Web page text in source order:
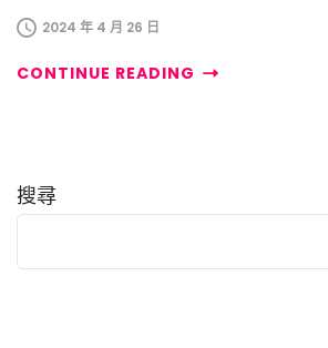
2024 年 4 月 26 日
CONTINUE READING
搜尋